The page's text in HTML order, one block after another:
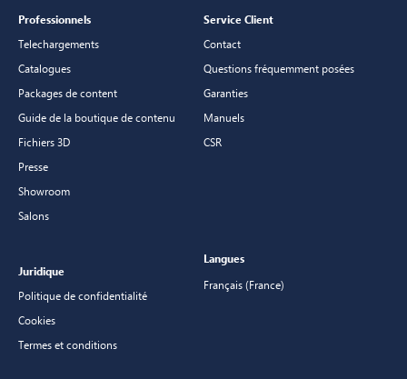
Professionnels
Telechargements
Catalogues
Packages de content
Guide de la boutique de contenu
Fichiers 3D
Presse
Showroom
Salons
Service Client
Contact
Questions fréquemment posées
Garanties
Manuels
CSR
Juridique
Politique de confidentialité
Cookies
Termes et conditions
Langues
Français (France)